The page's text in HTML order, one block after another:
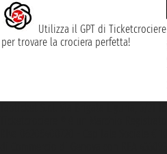
Utilizza il GPT di Ticketcrociere
per trovare la crociera perfetta!